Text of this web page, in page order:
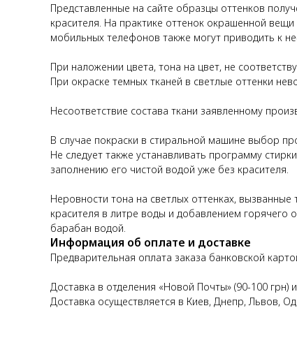
Представленные на сайте образцы оттенков
красителя. На практике оттенок окрашенной
мобильных телефонов также могут приводить к
При наложении цвета, тона на цвет, не
При окраске темных тканей в светлые оттенки
Несоответствие состава ткани заявленному
В случае покраски в стиральной машине выбор
Не следует также устанавливать программу
заполнению его чистой водой уже без красителя.
Неровности тона на светлых оттенках,
красителя в литре воды и добавлением
барабан водой.
Информация об оплате и доставке
Предварительная оплата заказа банковской
Доставка в отделения «Новой Почты» (90-100
Доставка осуществляется в Киев, Днепр, Львов,